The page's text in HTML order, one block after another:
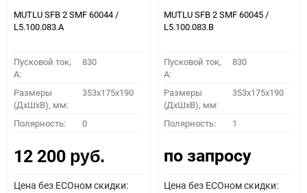
MUTLU SFB 2 SMF 60044 /
L5.100.083.A
Пусковой ток,
A:
830
Размеры
(ДхШхВ), мм:
353x175x190
Полярность: 0
12 200 руб.
Цена без ECOном скидки:
MUTLU SFB 2 SMF 60045 /
L5.100.083.B
Пусковой ток,
A:
830
Размеры
(ДхШхВ), мм:
353x175x190
Полярность: 1
по запросу
Цена без ECOном скидки: